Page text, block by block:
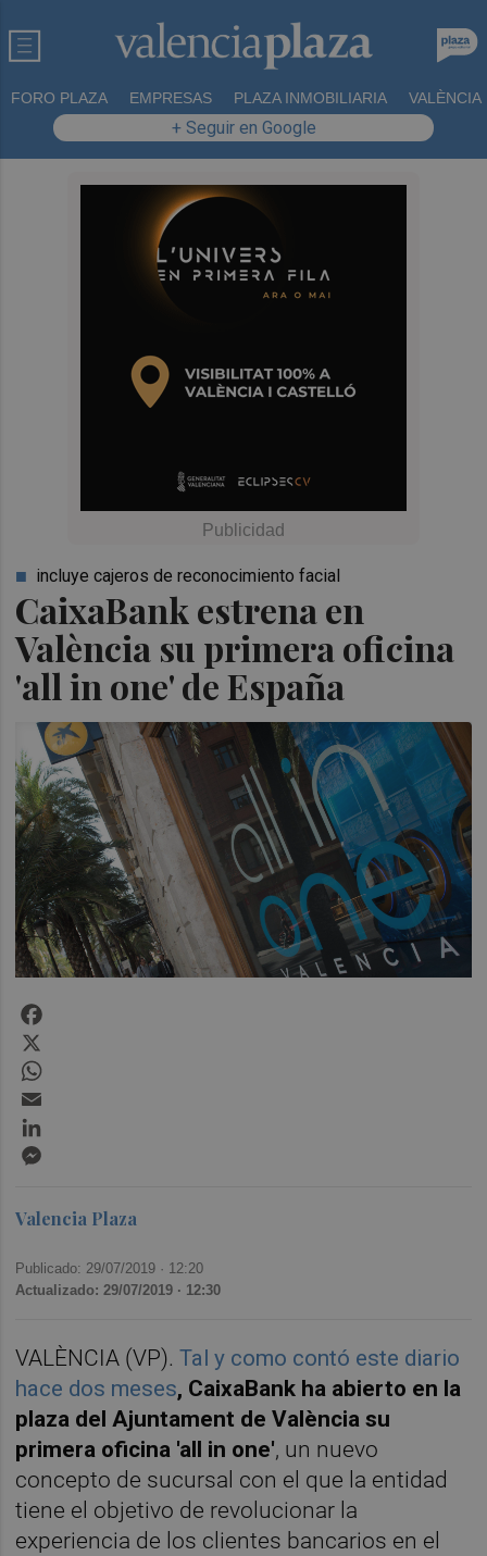
FORO PLAZA EMPRESAS PLAZA INMOBILIARIA VALÈNCIA
+ Seguir en Google
CaixaBank estrena en
València su primera oficina
'all in one' de España
incluye cajeros de reconocimiento facial
Valencia Plaza
Publicado: 29/07/2019 · 12:20
Actualizado: 29/07/2019 · 12:30
VALÈNCIA (VP). Tal y como contó este diario
hace dos meses, CaixaBank ha abierto en la
plaza del Ajuntament de València su
primera oficina 'all in one', un nuevo
concepto de sucursal con el que la entidad
tiene el objetivo de revolucionar la
experiencia de los clientes bancarios en el